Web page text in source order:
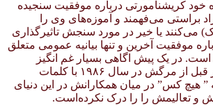
خود کریشنامورتی درباره موفقیت سنجیده
براستی می‌فهمند و آموزه‌های وی را
می‌کنند یا خیر در مورد سنجش تاثیرگذاری
موفقیت آخرین و تنها بیانیه عمومی متعلق
در یک پیش اگاهی بسیار غم انگیز
کریشنامورتی ۱۰ روز قبل از مرگش در سال ۱۹۸۶ با کلمات
” هیچ کس” در میان همکارانش در این دنیای
و تعالیمش را را درک نکرده‌است.